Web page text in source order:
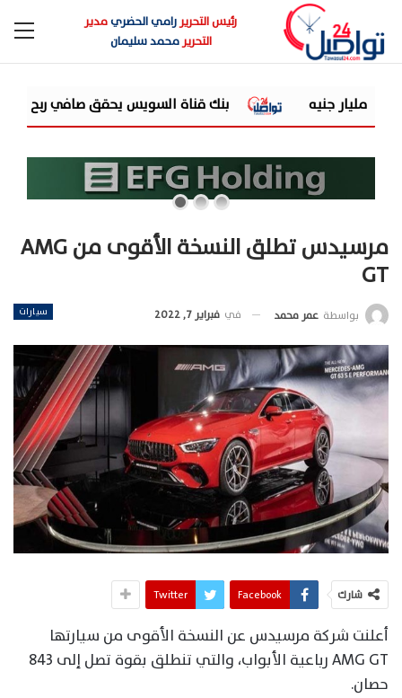
رئيس التحريررامي الحضريمدير
التحريرمحمد سليمان
بنك قناة السويس يحقق صافي ربح بقيمة 3,6 مليار جنيه بنهاية يونيو 2026
مرسيدس تطلق النسخة الأقوى من AMG
GT
سيارات بواسطة عمر محمد في فبراير 7, 2022
شارك Facebook
Twitter
أعلنت شركة مرسيدس عن النسخة الأقوى من سيارتها
AMG GT رباعية الأبواب، والتي تنطلق بقوة تصل إلى 843
حصان.